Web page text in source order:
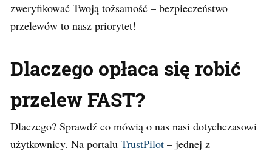
zweryfikować Twoją tożsamość – bezpieczeństwo
przelewów to nasz priorytet!
Dlaczego opłaca się robić
przelew FAST?
Dlaczego? Sprawdź co mówią o nas nasi dotychczasowi
użytkownicy. Na portalu TrustPilot – jednej z